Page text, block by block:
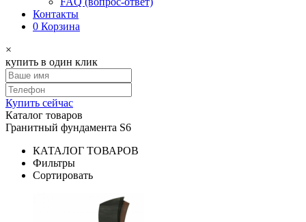
Контакты
0 Корзина
×
купить в один клик
Купить сейчас
Каталог товаров
Гранитный фундамента S6
КАТАЛОГ ТОВАРОВ
Фильтры
Сортировать